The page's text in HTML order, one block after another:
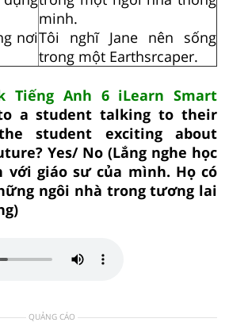
nơi
minh.
Tôi nghĩ Jane nên sống
trong một Earthsrcaper.
Tiếng Anh 6 iLearn Smart
a student talking to their
student exciting about
Yes/ No (Lắng nghe học
với giáo sư của mình. Họ có
ngôi nhà trong tương lai
QUẢNG CÁO